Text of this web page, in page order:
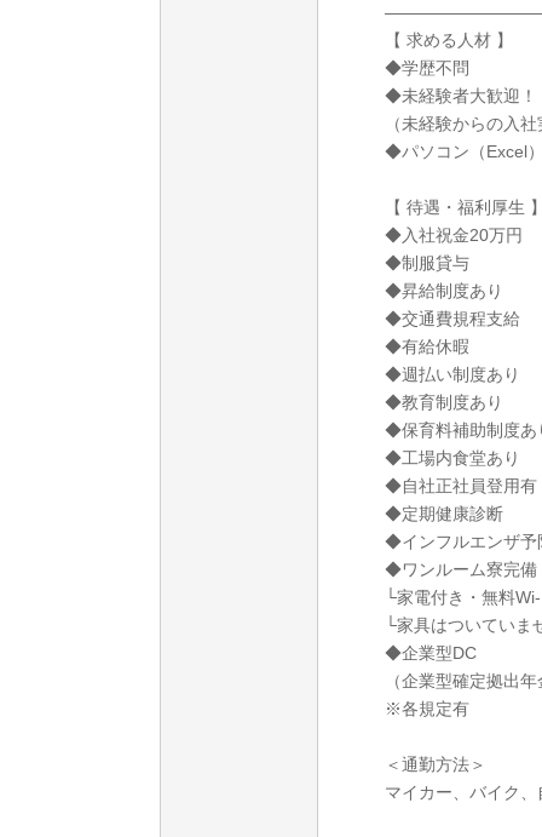
【 求める人材 】
◆学歴不問
◆未経験者大歓迎！
（未経験からの入
◆パソコン（Excel
【 待遇・福利厚生
◆入社祝金20万円
◆制服貸与
◆昇給制度あり
◆交通費規程支給
◆有給休暇
◆週払い制度あり
◆教育制度あり
◆保育料補助制度あ
◆工場内食堂あり
◆自社正社員登用有
◆定期健康診断
◆インフルエンザ予
◆ワンルーム寮完備
└家電付き・無料
└家具はついていま
◆企業型DC
（企業型確定拠出
※各規定有
＜通勤方法＞
マイカー、バイク